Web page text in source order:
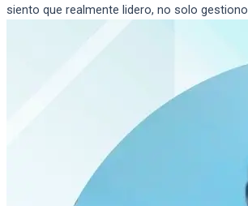
siento que realmente lidero, no solo gestiono.